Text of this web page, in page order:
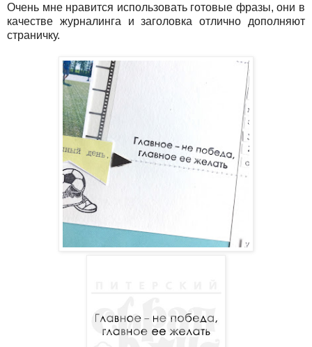
Очень мне нравится использовать готовые фразы, они в
качестве журналинга и заголовка отлично дополняют
страничку.